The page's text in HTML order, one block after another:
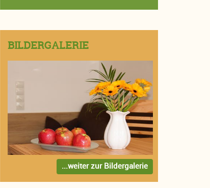
BILDERGALERIE
...weiter zur Bildergalerie